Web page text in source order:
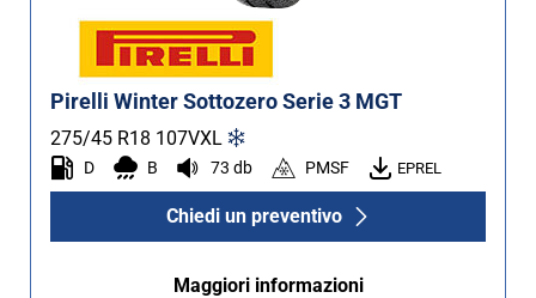
Pirelli Winter Sottozero Serie 3 MGT
275/45 R18 107VXL
D B 73 db PMSF EPREL
Chiedi un preventivo
Maggiori informazioni